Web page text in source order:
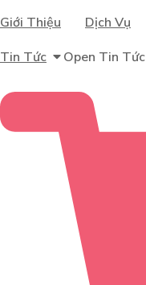
Giới Thiệu Dịch Vụ
Tin Tức
Open Tin Tức